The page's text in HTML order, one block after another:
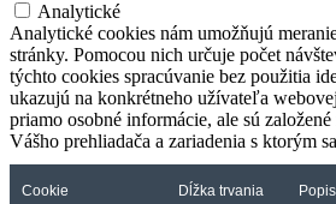
Analytické
Analytické cookies nám umožňujú
stránky. Pomocou nich určuje počet
týchto cookies spracúvanie bez použitia
ukazujú na konkrétneho užívateľa
priamo osobné informácie, ale sú
Vášho prehliadača a zariadenia s ktorým
Cookie Dĺžka trvania Popis